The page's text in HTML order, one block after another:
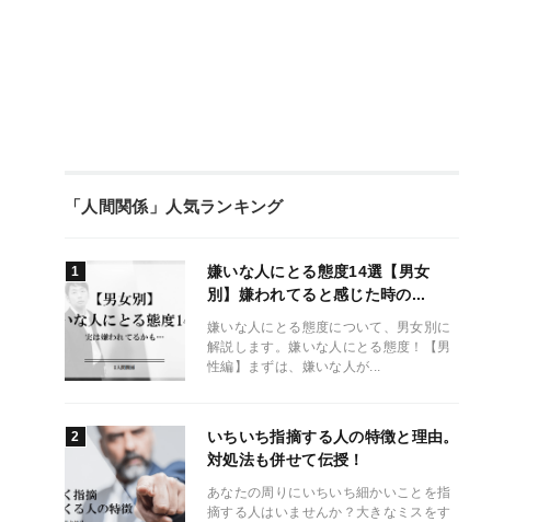
「人間関係」人気ランキング
嫌いな人にとる態度14選【男女
別】嫌われてると感じた時の...
嫌いな人にとる態度について、男女別に
解説します。嫌いな人にとる態度！【男
性編】まずは、嫌いな人が...
いちいち指摘する人の特徴と理由。
対処法も併せて伝授！
あなたの周りにいちいち細かいことを指
摘する人はいませんか？大きなミスをす